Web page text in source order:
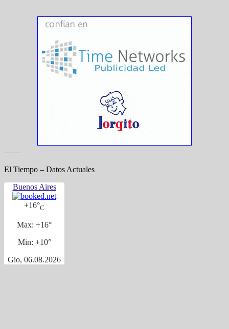
——
El Tiempo – Datos Actuales
Buenos Aires
+16°C
Max: +16°
Min: +10°
Gio, 06.08.2026